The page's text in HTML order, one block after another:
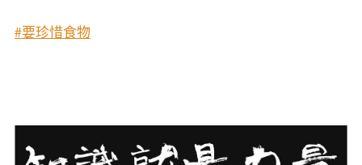
#要珍惜食物